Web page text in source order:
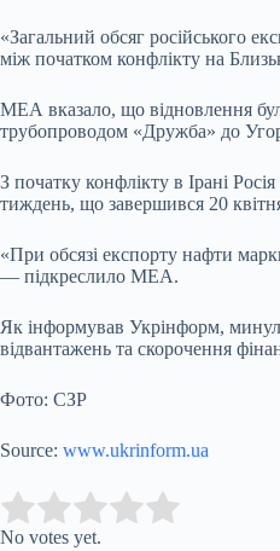
«Загальний обсяг російського
між початком конфлікту на
МЕА вказало, що відновлення
трубопроводом «Дружба» до
З початку конфлікту в Ірані
тиждень, що завершився 20
«При обсязі експорту нафти
— підкреслило МЕА.
Як інформував Укрінформ,
відвантажень та скорочення
Фото: СЗР
Source: www.ukrinform.ua
Rate this item:
No votes yet.